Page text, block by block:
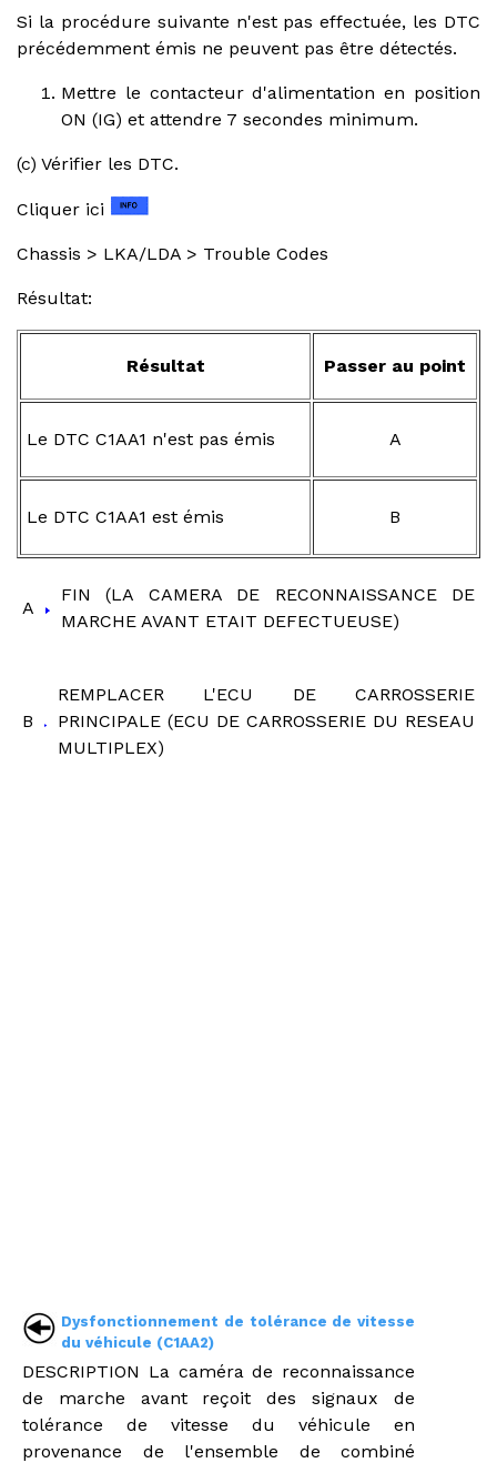
Si la procédure suivante n'est pas effectuée, les DTC
précédemment émis ne peuvent pas être détectés.
Mettre le contacteur d'alimentation en position
ON (IG) et attendre 7 secondes minimum.
(c) Vérifier les DTC.
Cliquer ici
Chassis > LKA/LDA > Trouble Codes
Résultat:
Résultat Passer au point
Le DTC C1AA1 n'est pas émis A
Le DTC C1AA1 est émis B
A
FIN (LA CAMERA DE RECONNAISSANCE DE
MARCHE AVANT ETAIT DEFECTUEUSE)
B
REMPLACER L'ECU DE CARROSSERIE
PRINCIPALE (ECU DE CARROSSERIE DU RESEAU
MULTIPLEX)
Dysfonctionnement de tolérance de vitesse
du véhicule (C1AA2)
DESCRIPTION La caméra de reconnaissance
de marche avant reçoit des signaux de
tolérance de vitesse du véhicule en
provenance de l'ensemble de combiné